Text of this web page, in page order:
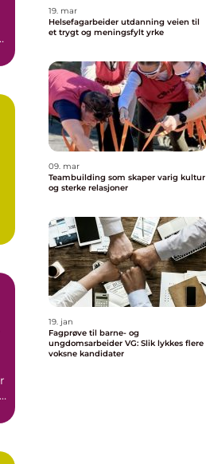
19. mar
Helsefagarbeider utdanning veien til
et trygt og meningsfylt yrke
09. mar
Teambuilding som skaper varig kultur
og sterke relasjoner
19. jan
Fagprøve til barne- og
ungdomsarbeider VG: Slik lykkes flere
voksne kandidater